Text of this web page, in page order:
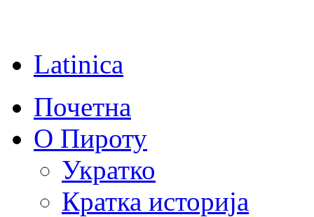
Latinica
Почетна
О Пироту
Укратко
Кратка историја